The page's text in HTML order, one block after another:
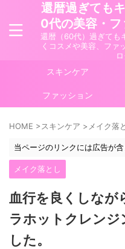
還暦過ぎても
0代の美容・
還暦（60代）過ぎても
くコスメや美容、ファ
スキンケア
ファッション
HOME >スキンケア > メイク落
当ページのリンクには広告が含
メイク落とし
血行を良くしなが
ラホットクレンジ
した。